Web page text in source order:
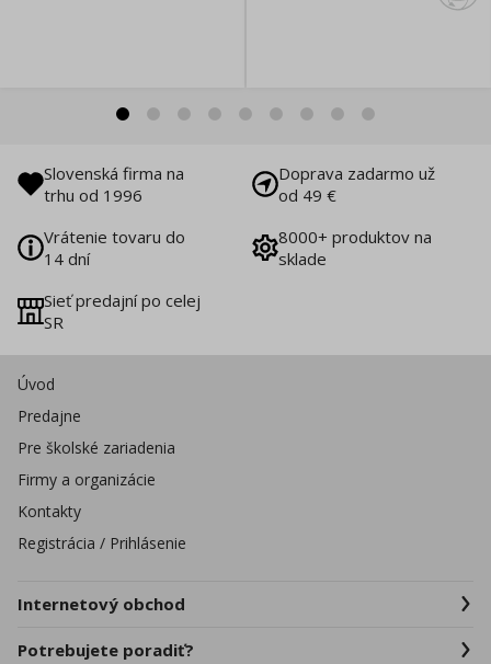
Slovenská firma na
trhu od 1996
Doprava zadarmo už
od 49 €
Vrátenie tovaru do
14 dní
8000+ produktov na
sklade
Sieť predajní po celej
SR
Úvod
Predajne
Pre školské zariadenia
Firmy a organizácie
Kontakty
Registrácia / Prihlásenie
Internetový obchod
Potrebujete poradiť?